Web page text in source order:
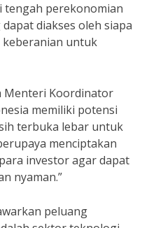
tengah perekonomian
diakses oleh siapa
keberanian untuk
Menteri Koordinator
memiliki potensi
terbuka lebar untuk
menciptakan
investor agar dapat
nyaman.”
peluang